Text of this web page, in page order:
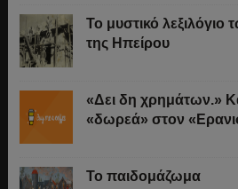
Το μυστικό
της Ηπείρου
«Δει δη χρημάτων.»
«δωρεά» στον
Το παιδομάζωμα